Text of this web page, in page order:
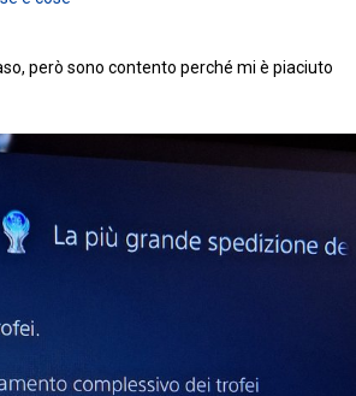
però sono contento perché mi è piaciuto